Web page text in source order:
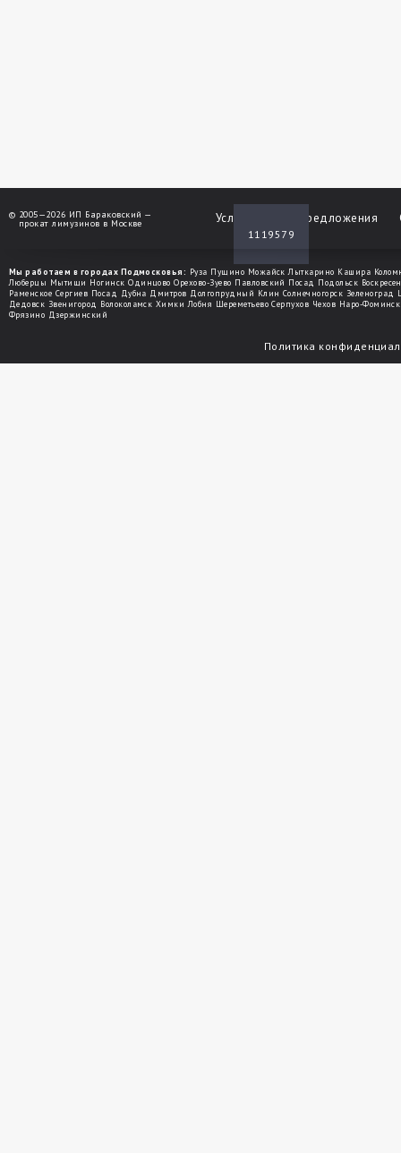
Услуги Спецпредложения
1119579
© 2005—2026 ИП Бараковский —
прокат лимузинов в Москве
Мы работаем в городах Подмосковья: Руза Пущино Можайск Лыткарино Кашира
Люберцы Мытищи Ногинск Одинцово Орехово-Зуево Павловский Посад Подольск
Раменское Сергиев Посад Дубна Дмитров Долгопрудный Клин Солнечногорск Зеленоград
Дедовск Звенигород Волоколамск Химки Лобня Шереметьево Серпухов Чехов Наро-Фоминск
Фрязино Дзержинский
Политика